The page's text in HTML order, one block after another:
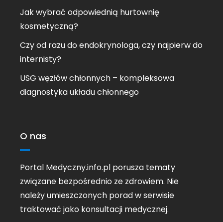
Jak wybrać odpowiednią hurtownię
kosmetyczną?
Czy od razu do endokrynologa, czy najpierw do
internisty?
USG węzłów chłonnych – kompleksowa
diagnostyka układu chłonnego
O nas
Portal Medyczny.info.pl porusza tematy
związane bezpośrednio ze zdrowiem. Nie
należy umieszczonych porad w serwisie
traktować jako konsultacji medycznej.